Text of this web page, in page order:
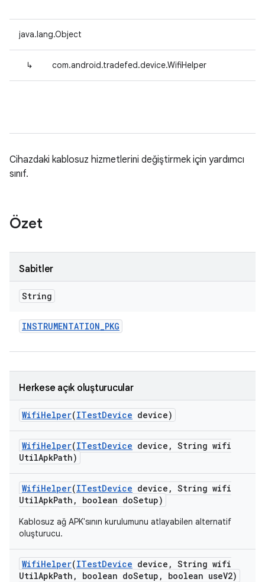
java.lang.Object
↳ com.android.tradefed.device.WifiHelper
Cihazdaki kablosuz hizmetlerini değiştirmek için yardımcı
sınıf.
Özet
Sabitler
String
INSTRUMENTATION_PKG
Herkese açık oluşturucular
WifiHelper(ITestDevice device)
WifiHelper(ITestDevice device , String wifi
UtilApkPath)
WifiHelper(ITestDevice device , String wifi
UtilApkPath , boolean doSetup)
Kablosuz ağ APK'sının kurulumunu atlayabilen alternatif
oluşturucu.
WifiHelper(ITestDevice device , String wifi
UtilApkPath , boolean doSetup , boolean useV2)